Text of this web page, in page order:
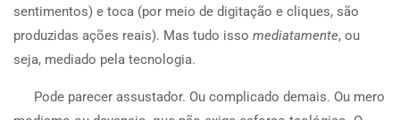
sentimentos) e toca (por meio de digitação e cliques, são
produzidas ações reais). Mas tudo isso mediatamente, ou
seja, mediado pela tecnologia.
Pode parecer assustador. Ou complicado demais. Ou mero